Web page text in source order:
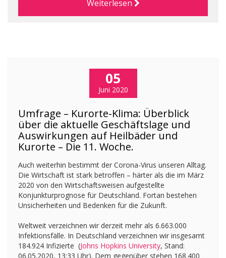
Weiterlesen
05
Juni 2020
Umfrage – Kurorte-Klima: Überblick
über die aktuelle Geschäftslage und
Auswirkungen auf Heilbäder und
Kurorte – Die 11. Woche.
Auch weiterhin bestimmt der Corona-Virus unseren Alltag.
Die Wirtschaft ist stark betroffen – härter als die im März
2020 von den Wirtschaftsweisen aufgestellte
Konjunkturprognose für Deutschland. Fortan bestehen
Unsicherheiten und Bedenken für die Zukunft.
Weltweit verzeichnen wir derzeit mehr als 6.663.000
Infektionsfälle. In Deutschland verzeichnen wir insgesamt
184.924 Infizierte (Johns Hopkins University, Stand:
06.05.2020, 13:33 Uhr). Dem gegenüber stehen 168.400